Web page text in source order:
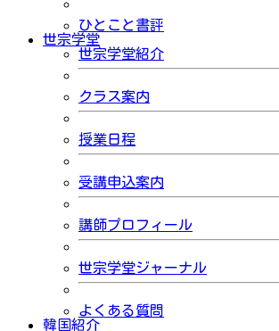
ひとこと書評
世宗学堂
世宗学堂紹介
クラス案内
授業日程
受講申込案内
講師プロフィール
世宗学堂ジャーナル
よくある質問
韓国紹介